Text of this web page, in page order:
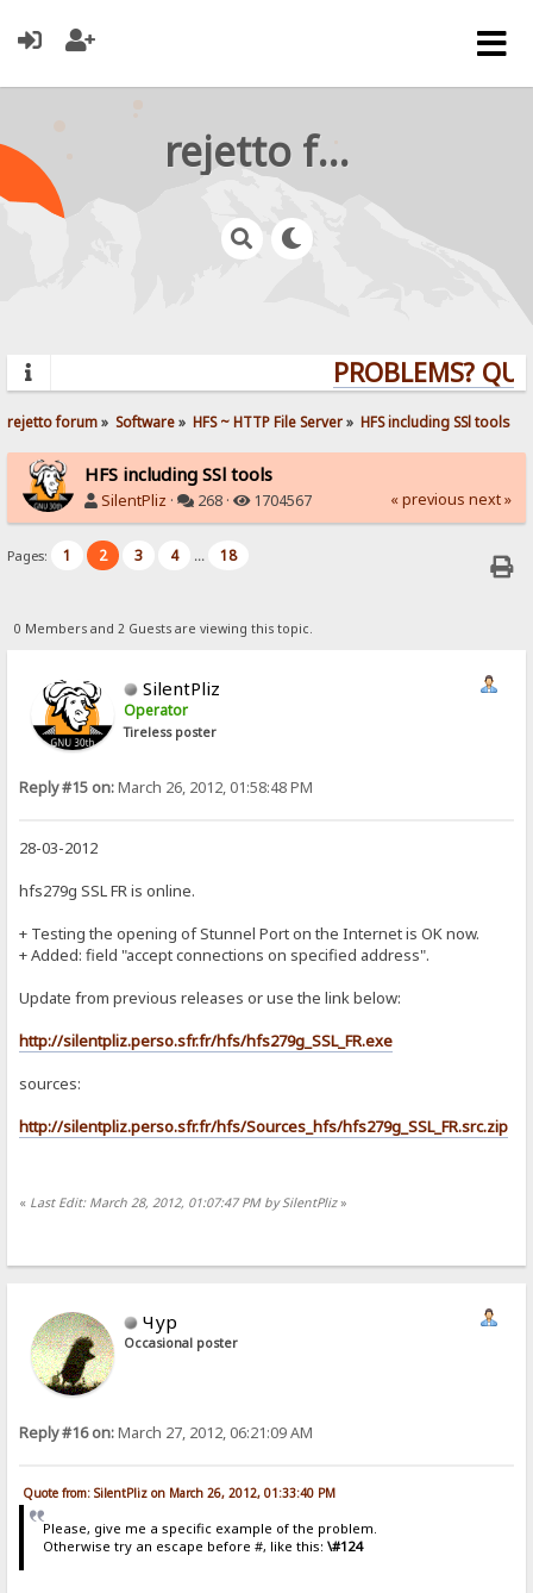
rejetto forum
PROBLEMS?
rejetto forum» Software» HFS ~ HTTP File Server» HFS including SSl tools
HFS including SSl tools
SilentPliz · 268 · 1704567 « previous next »
Pages: 1 2 3 4 ... 18
0 Members and 2 Guests are viewing this topic.
SilentPliz
Operator
Tireless poster
Reply #15 on:March 26, 2012, 01:58:48 PM
28-03-2012
hfs279g SSL FR is online.
+ Testing the opening of Stunnel Port on the Internet is OK now.
+ Added: field "accept connections on specified address".
Update from previous releases or use the link below:
http://silentpliz.perso.sfr.fr/hfs/hfs279g_SSL_FR.exe
sources:
http://silentpliz.perso.sfr.fr/hfs/Sources_hfs/hfs279g_SSL_FR.src.zip
« Last Edit: March 28, 2012, 01:07:47 PM by SilentPliz»
Чур
Occasional poster
Reply #16 on:March 27, 2012, 06:21:09 AM
Quote from: SilentPliz on March 26, 2012, 01:33:40 PM
Please, give me a specific example of the problem.
Otherwise try an escape before #, like this: \#124